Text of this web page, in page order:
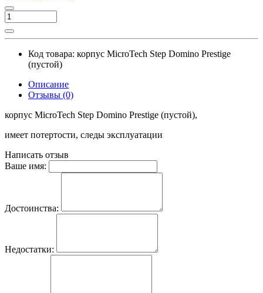
Код товара: корпус MicroTech Step Domino Prestige
(пустой)
Описание
Отзывы (0)
корпус MicroTech Step Domino Prestige (пустой),
имеет потертости, следы эксплуатации
Написать отзыв
Ваше имя:
Достоинства:
Недостатки: